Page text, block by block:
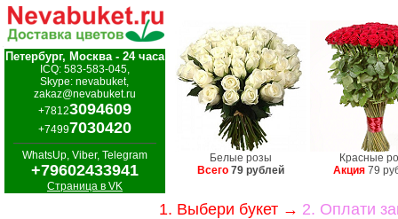
Петербург, Москва - 24 часа
ICQ: 583-583-045,
Skype: nevabuket,
zakaz@nevabuket.ru
+78123094609
+74997030420
WhatsUp, Viber, Telegram
+79602433941
Страница в VK
Белые розы
Всего 79 рублей
Красные
Акция 79
1. Выбери букет → 2. Оплати